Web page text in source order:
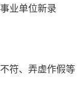
业单位新录
符、弄虚作假等